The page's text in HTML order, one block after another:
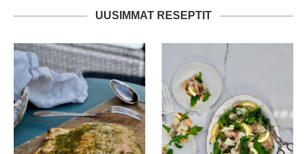
UUSIMMAT RESEPTIT